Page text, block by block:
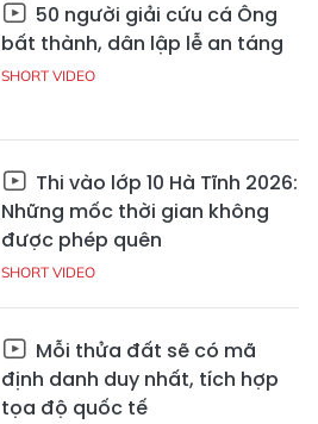
50 người giải cứu cá Ông
bất thành, dân lập lễ an táng
SHORT VIDEO
Thi vào lớp 10 Hà Tĩnh 2026:
Những mốc thời gian không
được phép quên
SHORT VIDEO
Mỗi thửa đất sẽ có mã
định danh duy nhất, tích hợp
tọa độ quốc tế